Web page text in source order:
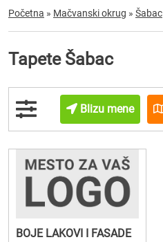
Početna » Mačvanski okrug » Šabac
Tapete Šabac
Blizu mene
BOJE LAKOVI I FASADE